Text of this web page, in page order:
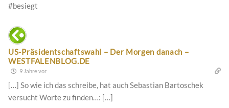
#besiegt
US-Präsidentschaftswahl – Der Morgen danach –
WESTFALENBLOG.DE
9 Jahre vor
[…] So wie ich das schreibe, hat auch Sebastian Bartoschek
versucht Worte zu finden…: […]